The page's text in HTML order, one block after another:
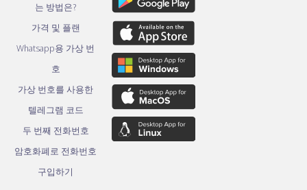
는 방법은?
가격 및 플랜
Whatsapp용 가상 번
호
가상 번호를 사용한
텔레그램 코드
두 번째 전화번호
암호화폐로 전화번호
구입하기